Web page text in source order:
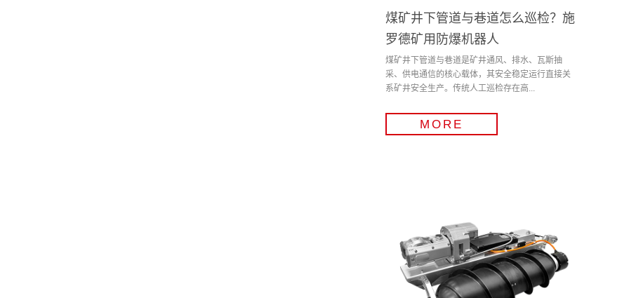
煤矿井下管道与巷道怎么巡检？施
罗德矿用防爆机器人
煤矿井下管道与巷道是矿井通风、排水、瓦斯抽
采、供电通信的核心载体，其安全稳定运行直接关
系矿井安全生产。传统人工巡检存在高...
MORE